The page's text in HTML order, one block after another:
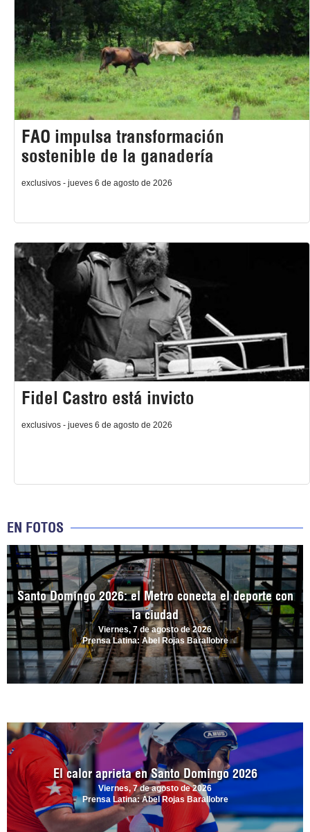
FAO impulsa transformación
sostenible de la ganadería
exclusivos - jueves 6 de agosto de 2026
Fidel Castro está invicto
exclusivos - jueves 6 de agosto de 2026
EN FOTOS
Santo Domingo 2026: el Metro conecta el deporte con
la ciudad
Viernes, 7 de agosto de 2026
Prensa Latina: Abel Rojas Barallobre
El calor aprieta en Santo Domingo 2026
Viernes, 7 de agosto de 2026
Prensa Latina: Abel Rojas Barallobre